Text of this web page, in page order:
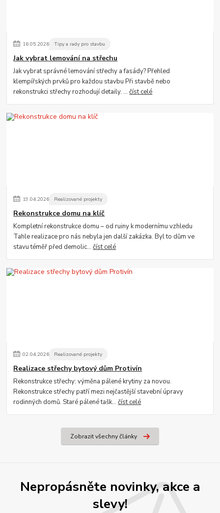
16.05.2026 Tipy a rady pro stavbu
Jak vybrat lemování na střechu
Jak vybrat správné lemování střechy a fasády? Přehled
klempířských prvků pro každou stavbu Při stavbě nebo
rekonstrukci střechy rozhodují detaily. ...číst celé
19.04.2026 Realizované projekty
Rekonstrukce domu na klíč
Kompletní rekonstrukce domu – od ruiny k modernímu vzhledu
Tahle realizace pro nás nebyla jen další zakázka. Byl to dům ve
stavu téměř před demolic...číst celé
02.04.2026 Realizované projekty
Realizace střechy bytový dům Protivín
Rekonstrukce střechy: výměna pálené krytiny za novou.
Rekonstrukce střechy patří mezi nejčastější stavební úpravy
rodinných domů. Staré pálené tašk...číst celé
Zobrazit všechny články
Nepropásněte novinky, akce a
slevy!